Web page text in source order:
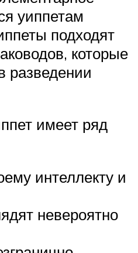
уиппетам
подходят
которые
разведении
имеет ряд
интеллекту и
невероятно